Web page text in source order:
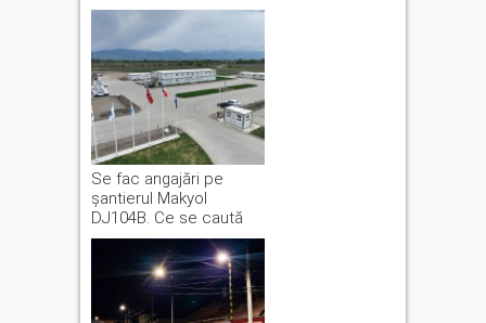
Se fac angajări pe
șantierul Makyol
DJ104B. Ce se caută